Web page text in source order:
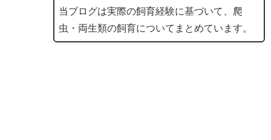
当ブログは実際の飼育経験に基づいて、爬
虫・両生類の飼育についてまとめています。